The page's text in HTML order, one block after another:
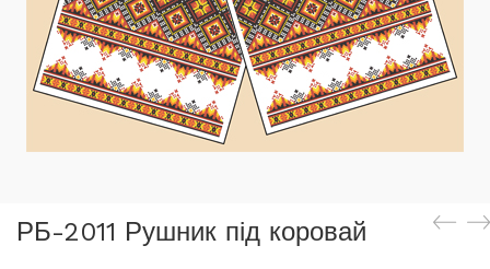
РБ-2011 Рушник під коровай